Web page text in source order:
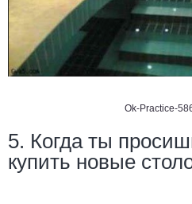
Ok-Practice-
5. Когда ты
купить новые